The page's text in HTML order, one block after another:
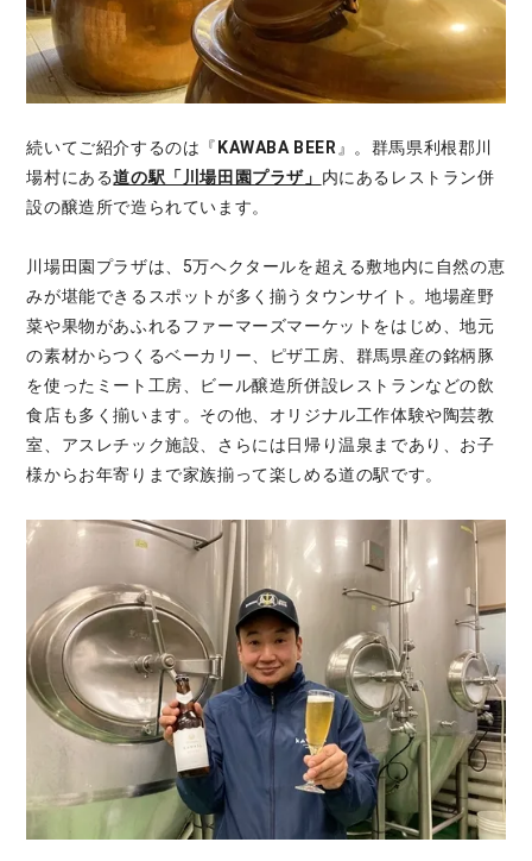
続いてご紹介するのは『 KAWABA BEER 』。群馬県利根郡川
場村にある道の駅「川場田園プラザ」 内にあるレストラン併
設の醸造所で造られています。
川場田園プラザは、5万ヘクタールを超える敷地内に自然の恵
みが堪能できるスポットが多く揃うタウンサイト。地場産野
菜や果物があふれるファーマーズマーケットをはじめ、地元
の素材からつくるベーカリー、ピザ工房、群馬県産の銘柄豚
を使ったミート工房、ビール醸造所併設レストランなどの飲
食店も多く揃います。その他、オリジナル工作体験や陶芸教
室、アスレチック施設、さらには日帰り温泉まであり、お子
様からお年寄りまで家族揃って楽しめる道の駅です。